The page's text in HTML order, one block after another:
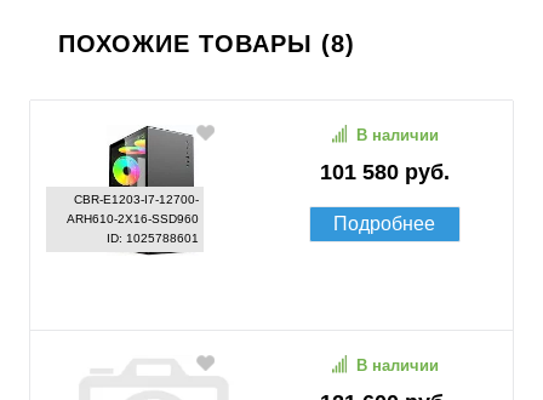
ПОХОЖИЕ ТОВАРЫ (8)
CBR-E1203-I7-12700-
ARH610-2X16-SSD960
ID: 1025788601
101 580 руб.
В наличии
Подробнее
В наличии